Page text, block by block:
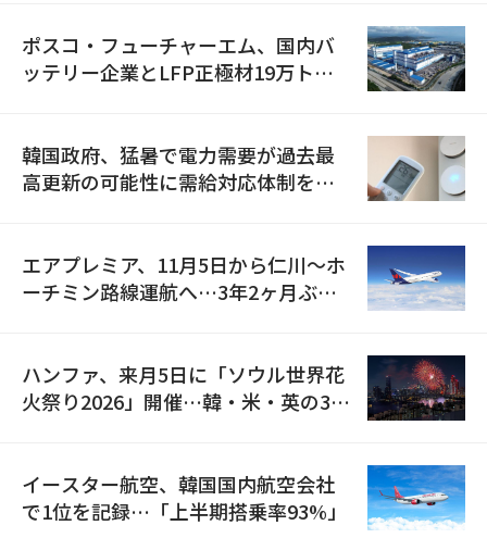
ポスコ・フューチャーエム、国内バ
ッテリー企業とLFP正極材19万トン
韓国政府、猛暑で電力需要が過去最
高更新の可能性に需給対応体制を点
エアプレミア、11月5日から仁川〜ホ
ーチミン路線運航へ…3年2ヶ月ぶり
ハンファ、来月5日に「ソウル世界花
火祭り2026」開催…韓・米・英の3カ
イースター航空、韓国国内航空会社
で1位を記録…「上半期搭乗率93%」